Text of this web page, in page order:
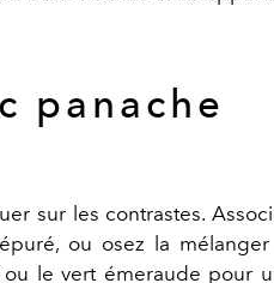
panache
sur les contrastes.
ou osez la
le vert émeraude pour